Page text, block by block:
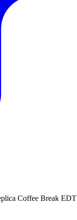
Coffee Break EDT